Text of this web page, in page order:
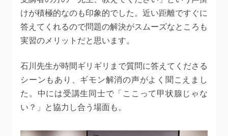
けが積極的なのも印象的でした。近い距離ですぐに
答えてくれるので問題の解決がスムーズなところも
実習のメリットだと思います。
石川先生が時間ギリギリまで質問に答えてくださる
シーンもあり、ギモン解消の声がよく聞こえまし
た。中には受講生同士で「ここって甲状腺じゃな
い？」と協力し合う場面も。